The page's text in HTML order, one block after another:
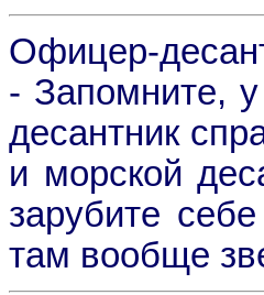
Офицер-
- Запомните,
десантник
и морской
зарубите
там вообще